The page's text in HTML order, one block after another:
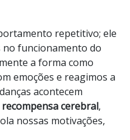
repetitivo; ele
funcionamento do
a forma como
emoções e reagimos a
acontecem
cerebral,
nossas motivações,